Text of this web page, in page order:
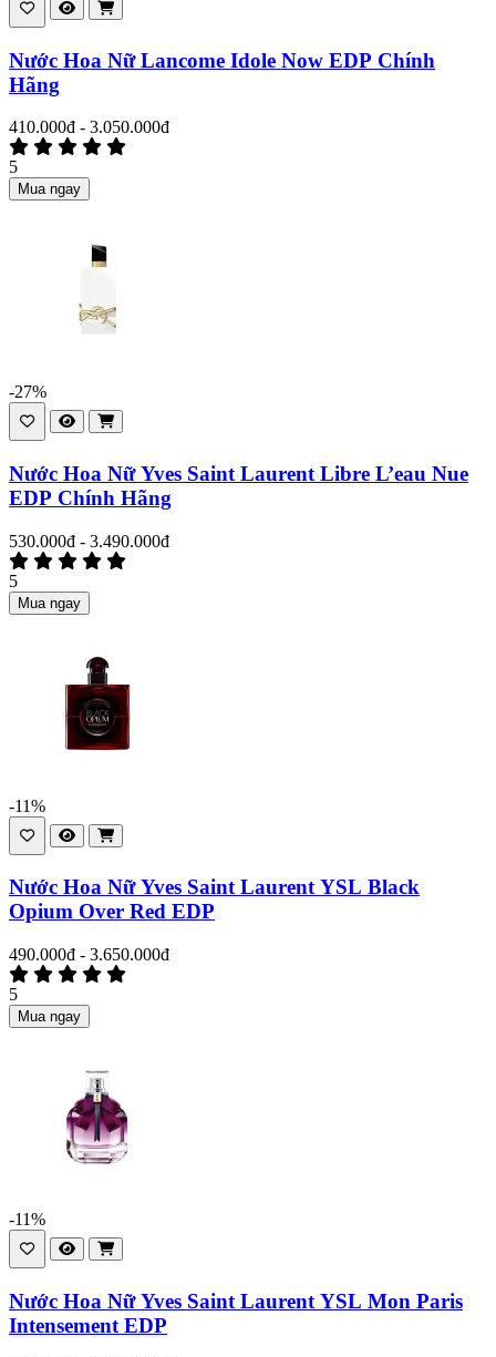
Nước Hoa Nữ Lancome Idole Now EDP Chính
Hãng
410.000đ - 3.050.000đ
5
Mua ngay
-27%
Nước Hoa Nữ Yves Saint Laurent Libre L’eau Nue
EDP Chính Hãng
530.000đ - 3.490.000đ
5
Mua ngay
-11%
Nước Hoa Nữ Yves Saint Laurent YSL Black
Opium Over Red EDP
490.000đ - 3.650.000đ
5
Mua ngay
-11%
Nước Hoa Nữ Yves Saint Laurent YSL Mon Paris
Intensement EDP